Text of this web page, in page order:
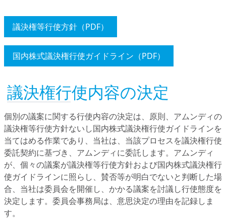
議決権等行使方針（PDF）
国内株式議決権行使ガイドライン（PDF）
議決権行使内容の決定
個別の議案に関する行使内容の決定は、原則、アムンディの
議決権等行使方針ないし国内株式議決権行使ガイドラインを
当てはめる作業であり、当社は、当該プロセスを議決権行使
委託契約に基づき、アムンディに委託します。アムンディ
が、個々の議案が議決権等行使方針および国内株式議決権行
使ガイドラインに照らし、賛否等が明白でないと判断した場
合、当社は委員会を開催し、かかる議案を討議し行使態度を
決定します。委員会事務局は、意思決定の理由を記録しま
す。